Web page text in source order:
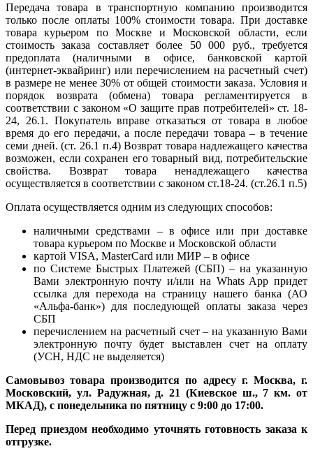
Передача товара в транспортную компанию производится
только после оплаты 100% стоимости товара. При доставке
товара курьером по Москве и Московской области, если
стоимость заказа составляет более 50 000 руб., требуется
предоплата (наличными в офисе, банковской картой
(интернет-эквайринг) или перечислением на расчетный счет)
в размере не менее 30% от общей стоимости заказа. Условия и
порядок возврата (обмена) товара регламентируется в
соответствии с законом «О защите прав потребителей» ст. 18-
24, 26.1. Покупатель вправе отказаться от товара в любое
время до его передачи, а после передачи товара – в течение
семи дней. (ст. 26.1 п.4) Возврат товара надлежащего качества
возможен, если сохранен его товарный вид, потребительские
свойства. Возврат товара ненадлежащего качества
осуществляется в соответствии с законом ст.18-24. (ст.26.1 п.5)
Оплата осуществляется одним из следующих способов:
наличными средствами – в офисе или при доставке
товара курьером по Москве и Московской области
картой VISA, MasterCard или МИР – в офисе
по Системе Быстрых Платежей (СБП) – на указанную
Вами электронную почту и/или на Whats App придет
ссылка для перехода на страницу нашего банка (АО
«Альфа-банк») для последующей оплаты заказа через
СБП
перечислением на расчетный счет – на указанную Вами
электронную почту будет выставлен счет на оплату
(УСН, НДС не выделяется)
Самовывоз товара производится по адресу г. Москва, г.
Московский, ул. Радужная, д. 21 (Киевское ш., 7 км. от
МКАД), с понедельника по пятницу с 9:00 до 17:00.
Перед приездом необходимо уточнять готовность заказа к
отгрузке.